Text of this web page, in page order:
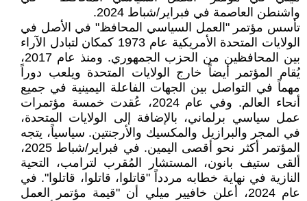
واشنطن العاصمة في فبراير/شباط 2024.
تأسس مؤتمر "العمل السياسي المحافظ" في الأصل في
الولايات المتحدة الأمريكية عام 1973 كمكان لتبادل الآراء
بين المحافظين من الحزب الجمهوري. ومنذ عام 2017،
يُقام المؤتمر أيضاً خارج الولايات المتحدة ويلعب دوراً
مهماً في التواصل بين الجهات الفاعلة اليمينية في جميع
أنحاء العالم. وفي عام 2024، عُقدت خمسة مؤتمرات
عمل سياسي برلماني، بالإضافة إلى الولايات المتحدة،
في المجر والبرازيل والمكسيك والأرجنتين. سياسياً، يتجه
المؤتمر أكثر نحو أقصى اليمين. في فبراير/شباط 2025،
ألقى ستيف بانون، المستشار المُقرب لترامب، التحية
النازية في نهاية خطابه مردداً "قاتلوا، قاتلوا، قاتلوا". في
عام 2024، أعلن خافيير ميلي أن "قيمة مؤتمر العمل